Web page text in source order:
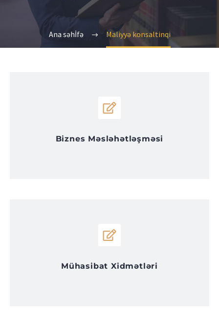
Ana səhİfə Maliyyə konsaltinqi
Biznes Məsləhətləşməsi
Mühasibat Xidmətləri